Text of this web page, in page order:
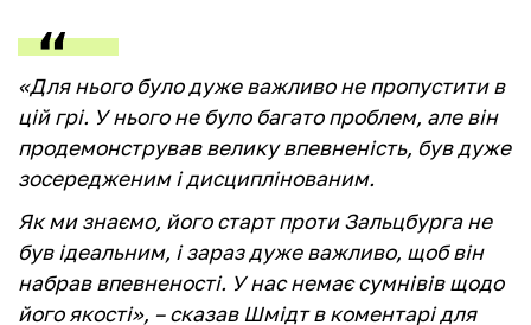
«Для нього було дуже важливо не пропустити в
цій грі. У нього не було багато проблем, але він
продемонстрував велику впевненість, був дуже
зосередженим і дисциплінованим.
Як ми знаємо, його старт проти Зальцбурга не
був ідеальним, і зараз дуже важливо, щоб він
набрав впевненості. У нас немає сумнівів щодо
його якості», – сказав Шмідт в коментарі для